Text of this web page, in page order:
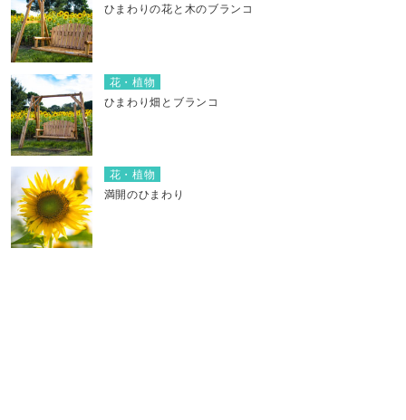
ひまわりの花と木のブランコ
花・植物
ひまわり畑とブランコ
花・植物
満開のひまわり